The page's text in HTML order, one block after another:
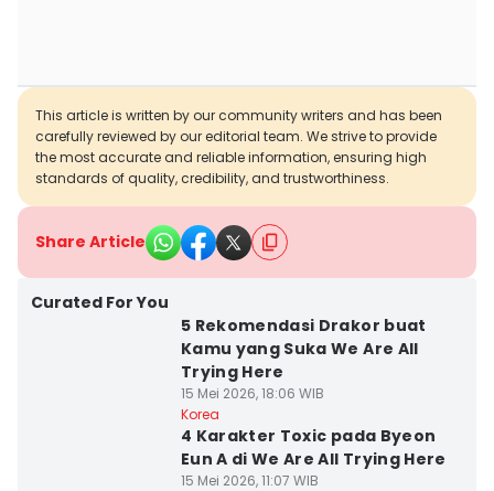
This article is written by our community writers and has been
carefully reviewed by our editorial team. We strive to provide
the most accurate and reliable information, ensuring high
standards of quality, credibility, and trustworthiness.
Share Article
Curated For You
5 Rekomendasi Drakor buat
Kamu yang Suka We Are All
Trying Here
15 Mei 2026, 18:06 WIB
Korea
4 Karakter Toxic pada Byeon
Eun A di We Are All Trying Here
15 Mei 2026, 11:07 WIB